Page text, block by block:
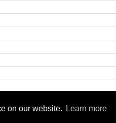
on our website. Learn more